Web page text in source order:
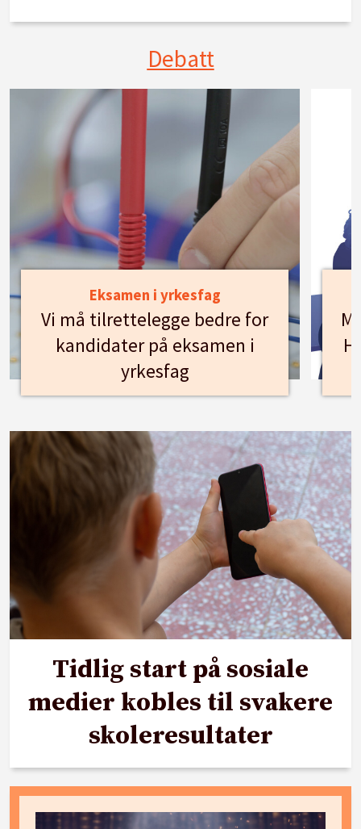
Debatt
Eksamen i yrkesfag
Vi må tilrettelegge bedre for
kandidater på eksamen i
yrkesfag
Tidlig start på sosiale
medier kobles til svakere
skoleresultater